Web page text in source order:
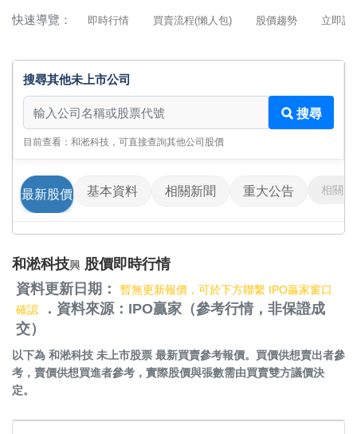
快速導覽： 即時行情 買賣流程(懶人包) 股價趨勢 立即詢
搜尋其他未上市公司
搜尋其他未上市公司
搜尋
目前查看：和淞科技，可直接查詢其他公司股價
最新股價 基本資料 相關新聞 重大公告 相關影
和淞科技興 股價即時行情
資料更新日期：
暫無更新報價，可於下方聯繫 IPO贏家窗口
確認
．資料來源：IPO贏家（參考行情，非保證成
交）
以下為 和淞科技 未上市股票 最新買賣參考報價。買價供想賣出者參
考，賣價供想買進者參考，實際股價與張數需由買賣雙方議價決
定。